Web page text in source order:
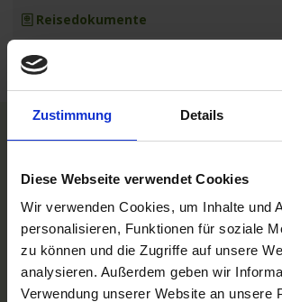
Zustimmung Details
Diese Webseite verwendet Cookies
Wir verwenden Cookies, um Inhalte und
personalisieren, Funktionen für soziale
zu können und die Zugriffe auf unsere
analysieren. Außerdem geben wir
Verwendung unserer Website an unsere
Reisedokumente
TOP Reedereien
Phoenix Flussreisen
A-ROSA Flussschiff GmbH
Nicko Cruises Flussreisen
PLANTOURS Kreuzfahrten
AMADEUS Flusskreuzfahrten
1AVista Flussreisen
TOP Reiseziele